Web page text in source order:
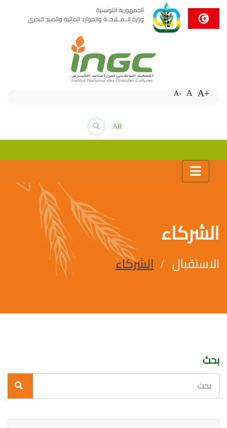
الجمهورية التونسية
وزارة الــفــلاحــة والموارد المائية والصيد البحري
A- A A+
AR
الشركاء
الاستقبال الشركاء
بحث